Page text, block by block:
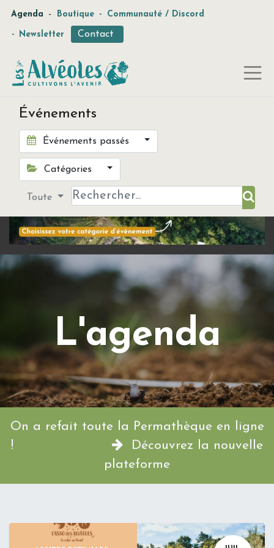
Agenda - Boutique - Communauté / Discord
- Newsletter Contact
Événements
Événements passés
Catégories
Toute
L'agenda
On a refait toute la Permathèque en ligne
!
Découvrez la nouvelle
plateforme